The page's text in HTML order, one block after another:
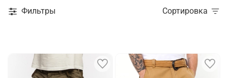
Фильтры Сортировка